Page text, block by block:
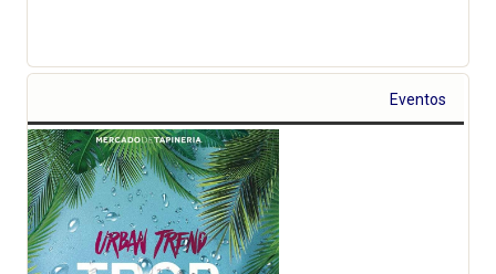
Eventos